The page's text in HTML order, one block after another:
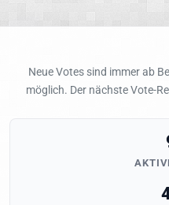
Neue Votes sind immer ab
möglich. Der nächste Vote-